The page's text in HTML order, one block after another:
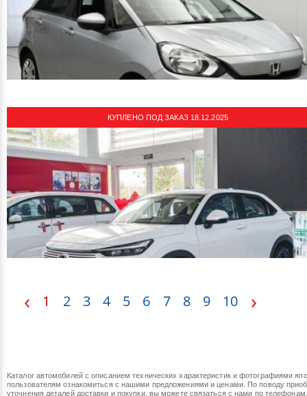
Цена: 1750000 руб
HONDA XR-V 2022
Автомобиль под заказ из Китая!
Объем двигателя: 1.5 л
Мощность: 130 л.с.
смотреть подробнее
Цена: 830000 ¥
HONDA FIT 2021
Автомобиль куплен под заказ в Японии!
CAA Chubu 4 CC
Объем двигателя: 1.3 л
Комплектация: BASIC
КУПЛЕНО ПОД ЗАКАЗ 18.12.2025
HONDA VEZEL 2025
‹ 1 2 3 4 5 6 7 8 9 10 ›
Каталог автомобилей с описанием технических характеристик и фотографиями
пользователям ознакомиться с нашими предложениями и ценами. По поводу
уточнения деталей доставки и покупки, вы можете связаться с нами по